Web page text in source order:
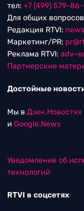
тел: +7 (499) 579-
Для общих
Редакция RTVI:
Маркетинг/PR:
Реклама RTVI: adv-
Партнерские
Достойные
Мы в Дзен.Новостях
и Google.News
Уведомление об
технологий
RTVI в соцсетях